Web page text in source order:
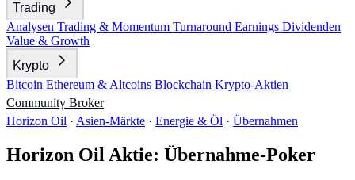
Trading
Analysen Trading & Momentum Turnaround Earnings Dividenden
Value & Growth
Krypto
Bitcoin Ethereum & Altcoins Blockchain Krypto-Aktien
Community Broker
Horizon Oil · Asien-Märkte · Energie & Öl · Übernahmen
Horizon Oil Aktie: Übernahme-Poker